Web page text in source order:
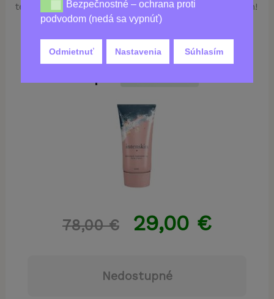
Bezpečnostné – ochrana proti podvodom (nedá sa
Bezpečnostné – ochrana proti
podvodom (nedá sa vypnúť)
Odmietnuť Nastavenia Súhlasím
teraz a mladší vzhľad pleti v nasledujúcich rokoch!
78,00€ 29,00 €
Nedostupné